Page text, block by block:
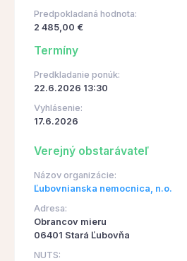
Predpokladaná hodnota:
2 485,00 €
Termíny
Predkladanie ponúk:
22.6.2026 13:30
Vyhlásenie:
17.6.2026
Verejný obstarávateľ
Názov organizácie:
Ľubovnianska nemocnica, n.o.
Adresa:
Obrancov mieru
06401 Stará Ľubovňa
NUTS: